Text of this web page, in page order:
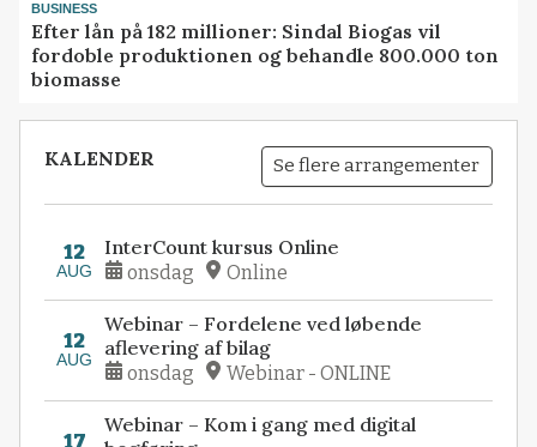
BUSINESS
Efter lån på 182 millioner: Sindal Biogas vil
fordoble produktionen og behandle 800.000 ton
biomasse
KALENDER Se flere arrangementer
12
AUG
InterCount kursus Online
onsdag Online
12
AUG
Webinar – Fordelene ved løbende
aflevering af bilag
onsdag Webinar - ONLINE
17
Webinar – Kom i gang med digital